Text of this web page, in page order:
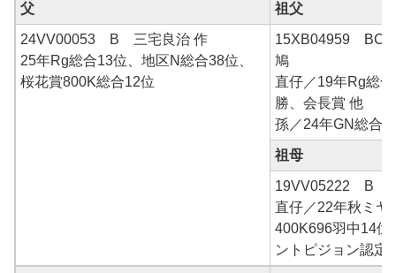
父 祖父
24VV00053 B 三宅良治 作
25年Rg総合13位、地区N総合38位、
桜花賞800K総合12位
15XB04959 BC
鳩
直仔／19年Rg総
勝、会長賞 他
孫／24年GN総合
祖母
19VV05222 B
直仔／22年秋ミヤ
400K696羽中14位
ントピジョン認定